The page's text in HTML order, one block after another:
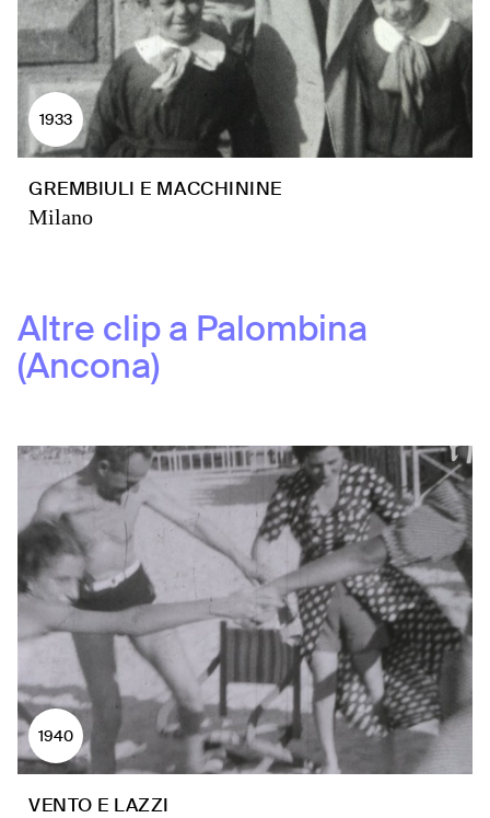
1933
GREMBIULI E MACCHININE
Milano
Altre clip a Palombina
(Ancona)
1940
VENTO E LAZZI